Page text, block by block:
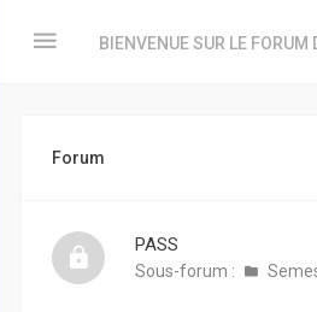
BIENVENUE SUR LE FORUM
Forum
PASS
Sous-forum :